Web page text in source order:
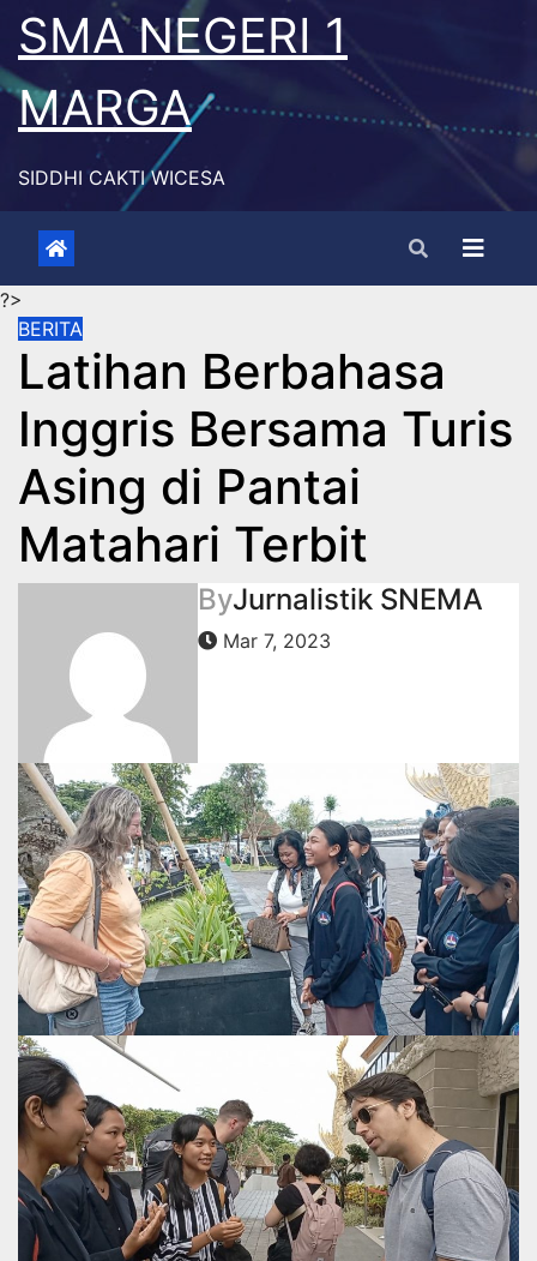
Skip
content
SMA NEGERI 1
MARGA
SIDDHI CAKTI WICESA
?>
BERITA
Latihan Berbahasa
Inggris Bersama Turis
Asing di Pantai
Matahari Terbit
ByJurnalistik SNEMA
Mar 7, 2023